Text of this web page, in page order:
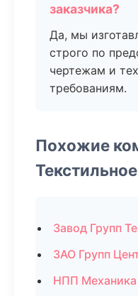
заказчика?
Да, мы
строго по
чертежам и
требованиям.
Похожие
Завод Групп
ЗАО Групп
НПП